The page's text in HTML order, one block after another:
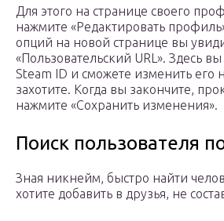
Для этого на странице своего
нажмите «Редактировать
опций на новой странице вы
«Пользовательский URL». Здесь
Steam ID и сможете изменить его
захотите. Когда вы закончите,
нажмите «Сохранить изменения».
Поиск пользователя
Зная никнейм, быстро найти
хотите добавить в друзья, не